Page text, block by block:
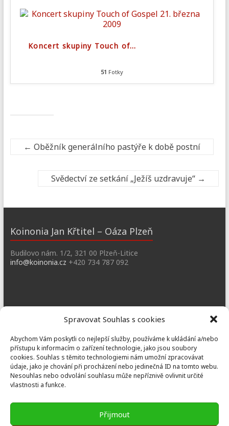
Spravovat Souhlas s cookies
Abychom Vám poskytli co nejlepší služby, používáme k ukládání a/nebo
přístupu k informacím o zařízení technologie, jako jsou soubory
cookies. Souhlas s těmito technologiemi nám umožní zpracovávat
údaje, jako je chování při procházení nebo jedinečná ID na tomto webu.
Nesouhlas nebo odvolání souhlasu může nepříznivě ovlivnit určité
vlastnosti a funkce.
Přijmout
Koncert skupiny Touch of…
51 Fotky
← Oběžník generálního pastýře k době postní
Svědectví ze setkání „Ježíš uzdravuje“ →
Koinonia Jan Křtitel – Oáza Plzeň
Budilovo nám. 1/2, 321 00 Plzeň-Litice
info@koinonia.cz +420 734 787 092
dobrany@koinonia.cz+420 733 741 190
Prusiny
Nebílovy 36, Nebílovy 332 04
prusiny@koinonia.cz
+420 605 232 788